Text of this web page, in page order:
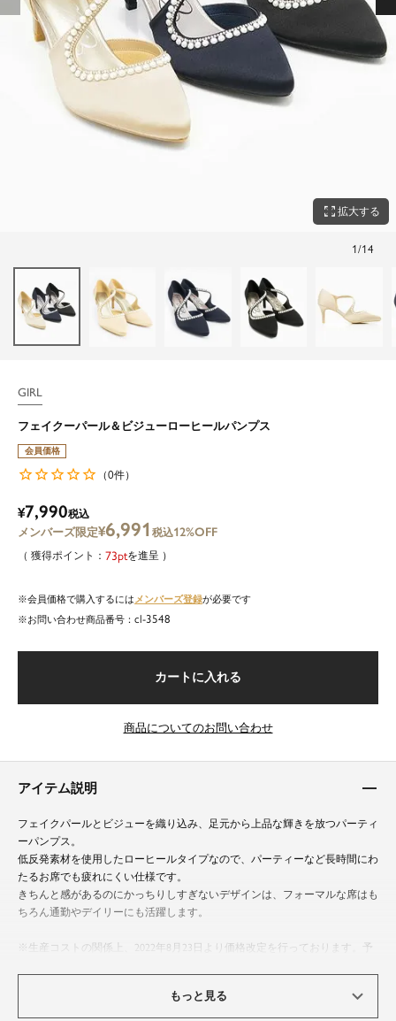
zoom_out_map 拡大する
1/14
GIRL
フェイクーパール＆ビジューローヒールパンプス
会員価格
（0件）
¥7,990税込
¥6,991 税込12%OFF
73 を進呈
会員価格で購入するには メンバーズ登録が必要です
商品番号
cl-3548
カートに入れる
商品についてのお問い合わせ
アイテム説明
フェイクパールとビジューを織り込み、足元から上品な輝きを放つパーティ
ーパンプス。
低反発素材を使用したローヒールタイプなので、パーティーなど長時間にわ
たるお席でも疲れにくい仕様です。
きちんと感があるのにかっちりしすぎないデザインは、フォーマルな席はも
ちろん通勤やデイリーにも活躍します。
※生産コストの関係上、2022年8月23日より価格改定を行っております。予
もっと見る